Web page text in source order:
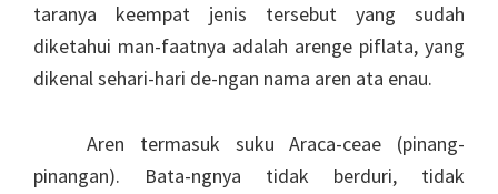
taranya keempat jenis tersebut yang sudah
diketahui man-faatnya adalah arenge piflata, yang
dikenal sehari-hari de-ngan nama aren ata enau.
Aren termasuk suku Araca-ceae (pinang-
pinangan). Bata-ngnya tidak berduri, tidak